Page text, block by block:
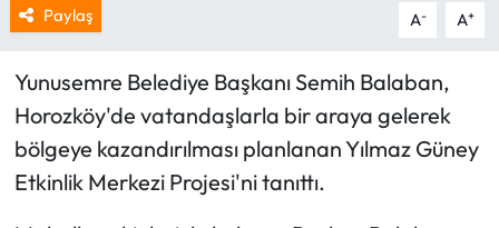
Paylaş A- A+
Yunusemre Belediye Başkanı Semih Balaban,
Horozköy'de vatandaşlarla bir araya gelerek
bölgeye kazandırılması planlanan Yılmaz Güney
Etkinlik Merkezi Projesi'ni tanıttı.